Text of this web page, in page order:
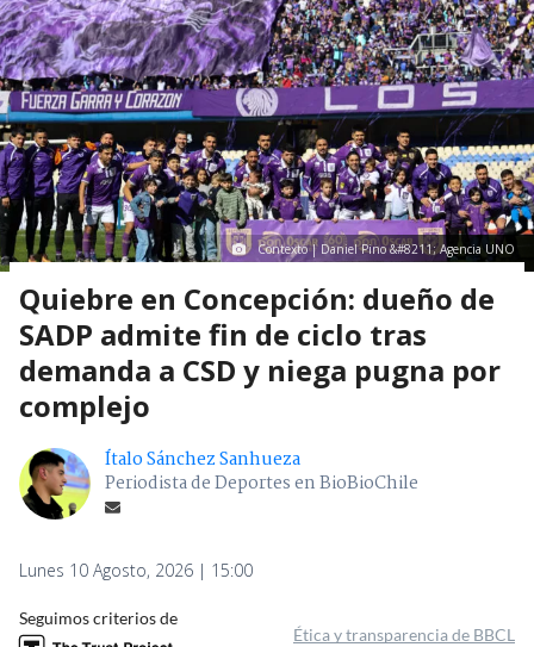
Contexto | Daniel Pino &#8211; Agencia UNO
Quiebre en Concepción: dueño de
SADP admite fin de ciclo tras
demanda a CSD y niega pugna por
complejo
Ítalo Sánchez Sanhueza
Periodista de Deportes en BioBioChile
Lunes 10 Agosto, 2026 | 15:00
Seguimos criterios de
Ética y transparencia de BBCL